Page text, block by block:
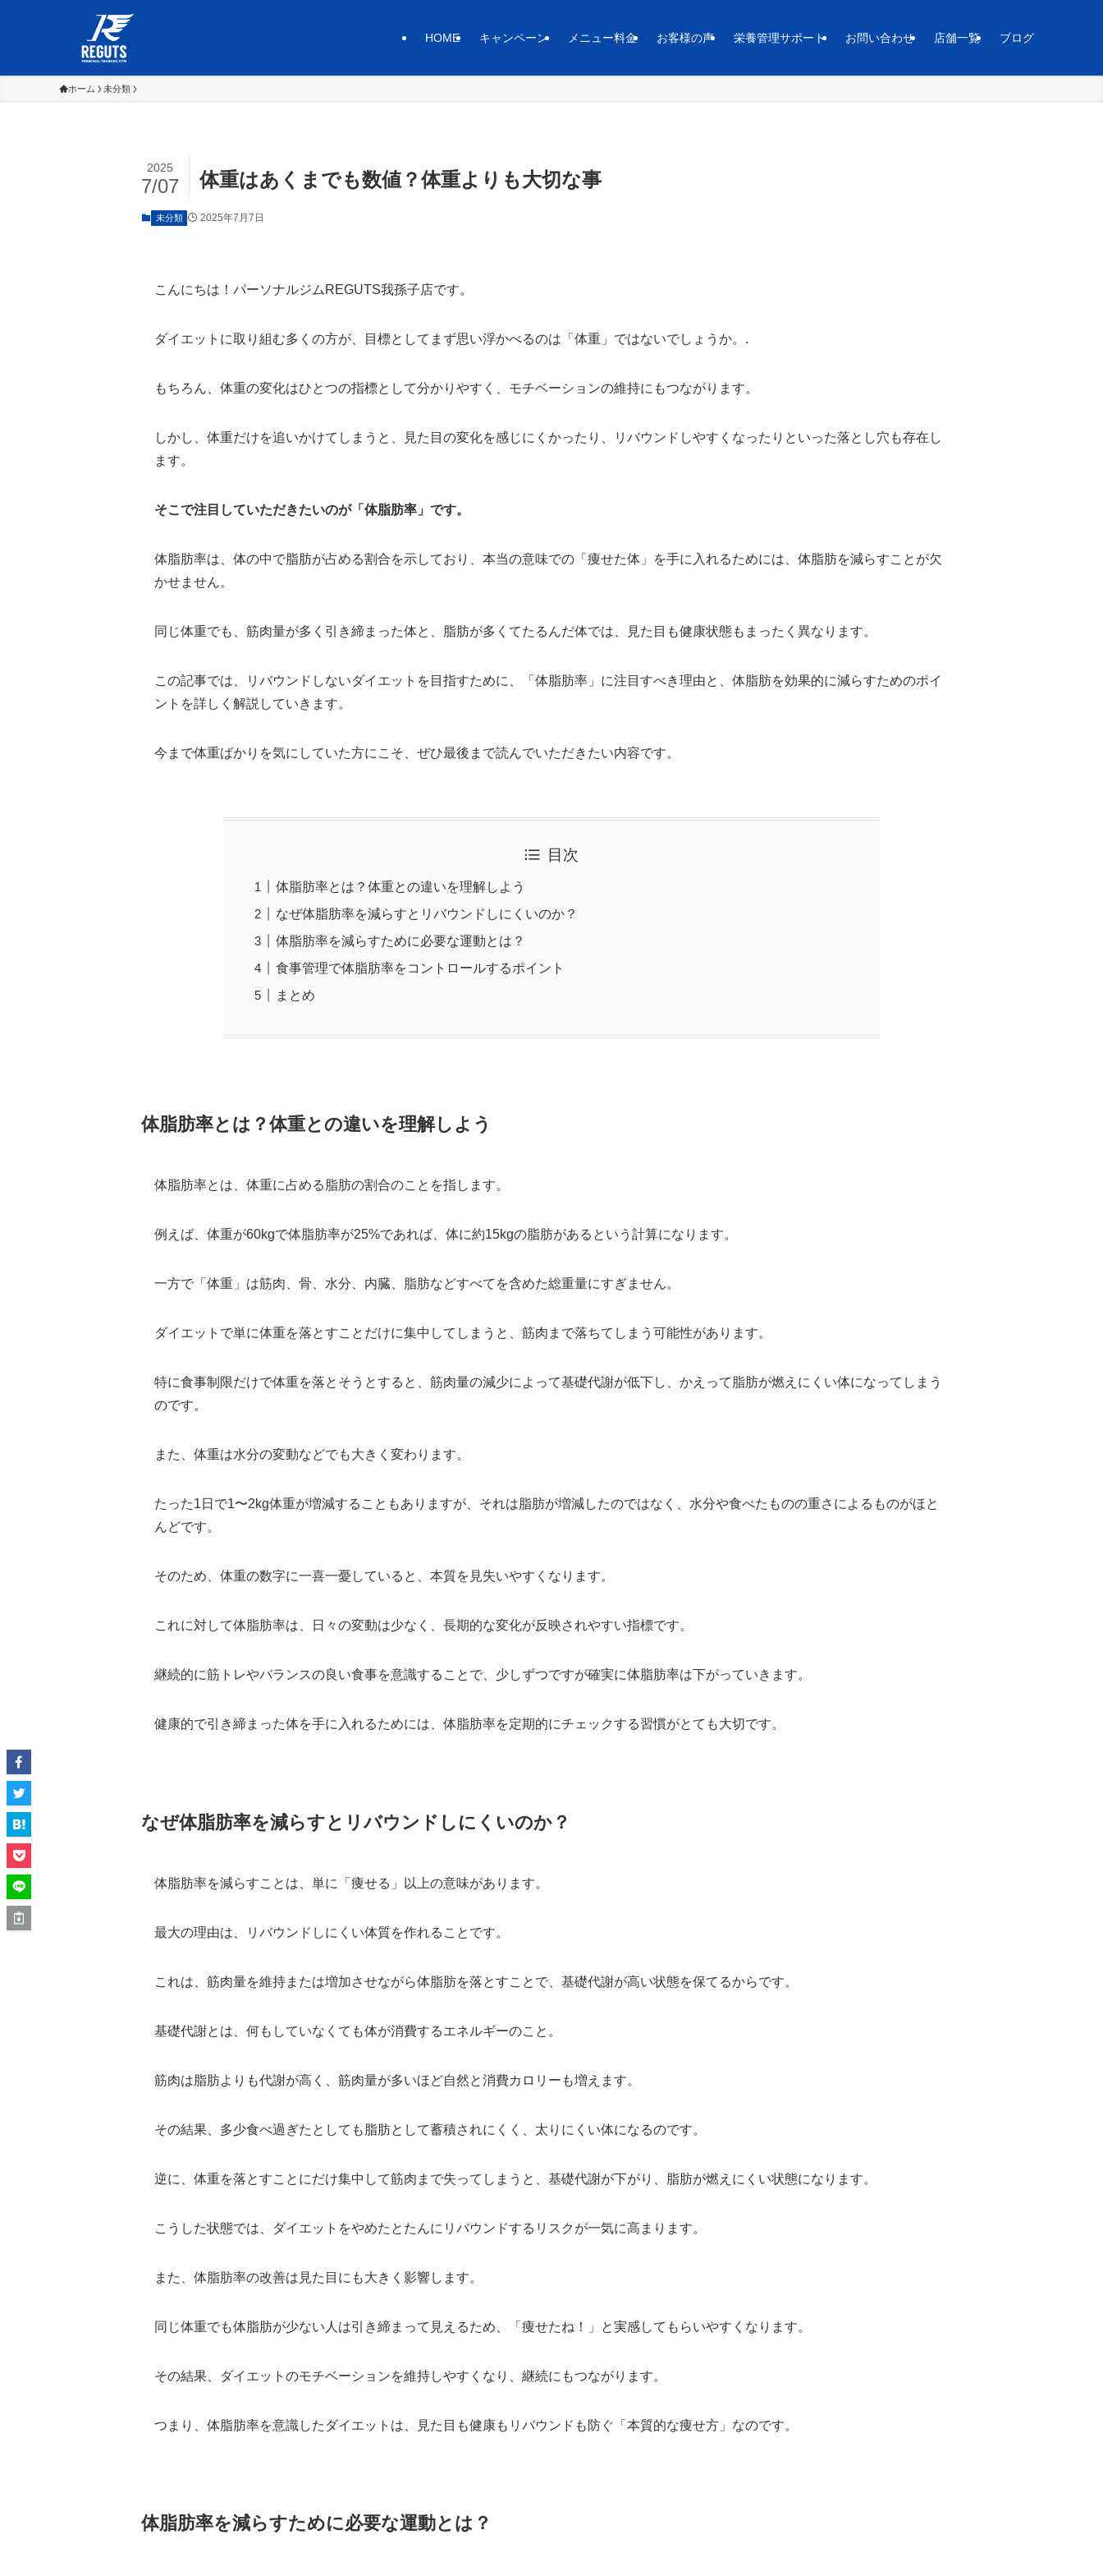
HOME キャンペーン メニュー料金 お客様の声 栄養管理サポート お問い合わせ 店舗一覧 ブログ
ホーム 未分類
体重はあくまでも数値？体重よりも大切な事
2025
7/07
未分類 2025年7月7日
こんにちは！パーソナルジムREGUTS我孫子店です。
ダイエットに取り組む多くの方が、目標としてまず思い浮かべるのは「体重」ではないでしょうか。.
もちろん、体重の変化はひとつの指標として分かりやすく、モチベーションの維持にもつながります。
しかし、体重だけを追いかけてしまうと、見た目の変化を感じにくかったり、リバウンドしやすくなったりといった落とし穴も存在し
ます。
そこで注目していただきたいのが「体脂肪率」です。
体脂肪率は、体の中で脂肪が占める割合を示しており、本当の意味での「痩せた体」を手に入れるためには、体脂肪を減らすことが欠
かせません。
同じ体重でも、筋肉量が多く引き締まった体と、脂肪が多くてたるんだ体では、見た目も健康状態もまったく異なります。
この記事では、リバウンドしないダイエットを目指すために、「体脂肪率」に注目すべき理由と、体脂肪を効果的に減らすためのポイ
ントを詳しく解説していきます。
今まで体重ばかりを気にしていた方にこそ、ぜひ最後まで読んでいただきたい内容です。
目次
体脂肪率とは？体重との違いを理解しよう
なぜ体脂肪率を減らすとリバウンドしにくいのか？
体脂肪率を減らすために必要な運動とは？
食事管理で体脂肪率をコントロールするポイント
まとめ
体脂肪率とは？体重との違いを理解しよう
体脂肪率とは、体重に占める脂肪の割合のことを指します。
例えば、体重が60kgで体脂肪率が25%であれば、体に約15kgの脂肪があるという計算になります。
一方で「体重」は筋肉、骨、水分、内臓、脂肪などすべてを含めた総重量にすぎません。
ダイエットで単に体重を落とすことだけに集中してしまうと、筋肉まで落ちてしまう可能性があります。
特に食事制限だけで体重を落とそうとすると、筋肉量の減少によって基礎代謝が低下し、かえって脂肪が燃えにくい体になってしまう
のです。
また、体重は水分の変動などでも大きく変わります。
たった1日で1〜2kg体重が増減することもありますが、それは脂肪が増減したのではなく、水分や食べたものの重さによるものがほと
んどです。
そのため、体重の数字に一喜一憂していると、本質を見失いやすくなります。
これに対して体脂肪率は、日々の変動は少なく、長期的な変化が反映されやすい指標です。
継続的に筋トレやバランスの良い食事を意識することで、少しずつですが確実に体脂肪率は下がっていきます。
健康的で引き締まった体を手に入れるためには、体脂肪率を定期的にチェックする習慣がとても大切です。
なぜ体脂肪率を減らすとリバウンドしにくいのか？
体脂肪率を減らすことは、単に「痩せる」以上の意味があります。
最大の理由は、リバウンドしにくい体質を作れることです。
これは、筋肉量を維持または増加させながら体脂肪を落とすことで、基礎代謝が高い状態を保てるからです。
基礎代謝とは、何もしていなくても体が消費するエネルギーのこと。
筋肉は脂肪よりも代謝が高く、筋肉量が多いほど自然と消費カロリーも増えます。
その結果、多少食べ過ぎたとしても脂肪として蓄積されにくく、太りにくい体になるのです。
逆に、体重を落とすことにだけ集中して筋肉まで失ってしまうと、基礎代謝が下がり、脂肪が燃えにくい状態になります。
こうした状態では、ダイエットをやめたとたんにリバウンドするリスクが一気に高まります。
また、体脂肪率の改善は見た目にも大きく影響します。
同じ体重でも体脂肪が少ない人は引き締まって見えるため、「痩せたね！」と実感してもらいやすくなります。
その結果、ダイエットのモチベーションを維持しやすくなり、継続にもつながります。
つまり、体脂肪率を意識したダイエットは、見た目も健康もリバウンドも防ぐ「本質的な痩せ方」なのです。
体脂肪率を減らすために必要な運動とは？